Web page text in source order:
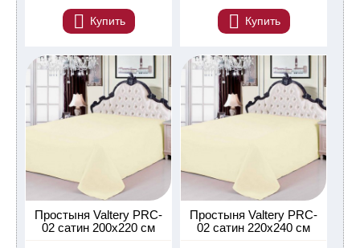
Купить Купить
Простыня Valtery PRC-
02 сатин 200х220 см
Простыня Valtery PRC-
02 сатин 220х240 см